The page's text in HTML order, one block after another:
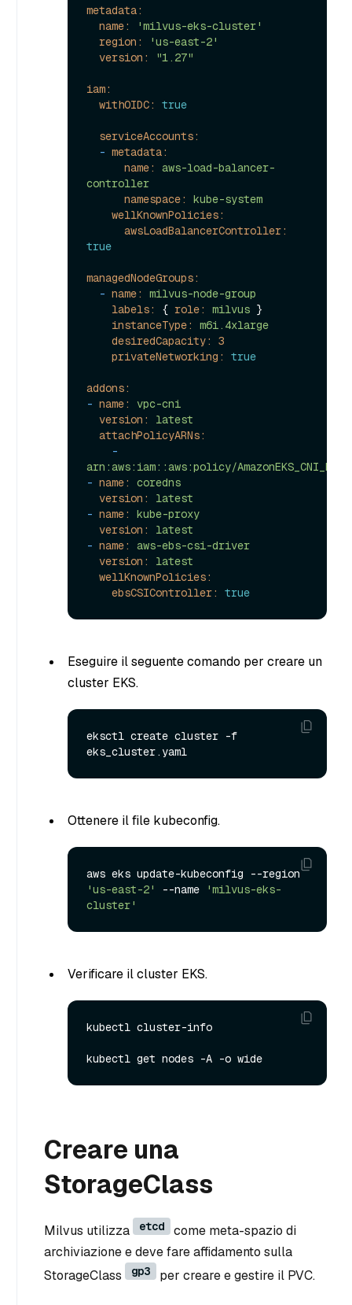
metadata:
name:
'milvus-eks-cluster'
region:
'us-east-2'
version:
"1.27"
iam:
withOIDC:
true
serviceAccounts:
- metadata:
name:
aws-load-balancer-
controller
namespace:
kube-system
wellKnownPolicies:
awsLoadBalancerController:
true
managedNodeGroups:
- name:
milvus-node-group
labels:
{ role: milvus }
instanceType:
m6i.4xlarge
desiredCapacity:
3
privateNetworking:
true
addons:
- name:
vpc-cni
version:
latest
attachPolicyARNs:
-
arn:aws:iam::aws:policy/
- name:
coredns
version:
latest
- name:
kube-proxy
version:
latest
- name:
aws-ebs-csi-driver
version:
latest
wellKnownPolicies:
ebsCSIController:
true
Eseguire il seguente comando per creare un
cluster EKS.
eksctl create cluster -f
Ottenere il file kubeconfig.
aws eks update-kubeconfig --region
'us-east-2'
--name
'milvus-eks-
cluster'
Verificare il cluster EKS.
kubectl cluster-info
Creare una
StorageClass
Milvus utilizza etcd
come meta-spazio di
archiviazione e deve fare affidamento sulla
StorageClass
gp3 per creare e gestire il PVC.